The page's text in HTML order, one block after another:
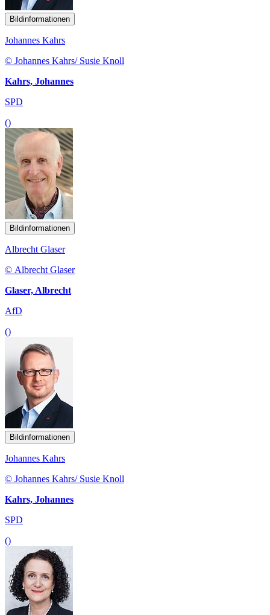
Bildinformationen
Johannes Kahrs
© Johannes Kahrs/ Susie Knoll
Kahrs, Johannes
SPD
()
Bildinformationen
Albrecht Glaser
© Albrecht Glaser
Glaser, Albrecht
AfD
()
Bildinformationen
Johannes Kahrs
© Johannes Kahrs/ Susie Knoll
Kahrs, Johannes
SPD
()